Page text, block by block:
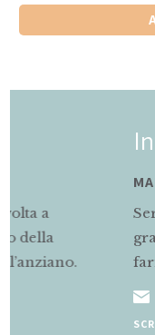
MAMMA E
Servizio di
gravidanza e
farmaci.
SCRIVI A